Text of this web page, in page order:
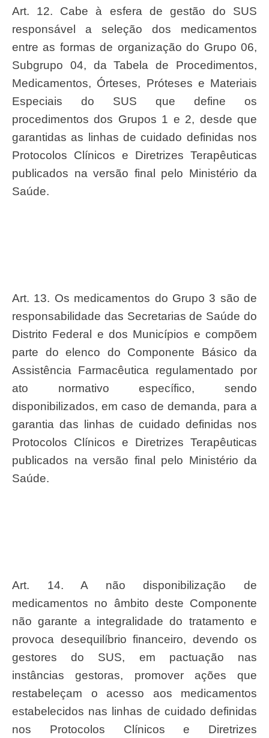
Art. 12. Cabe à esfera de gestão do SUS
responsável a seleção dos medicamentos
entre as formas de organização do Grupo 06,
Subgrupo 04, da Tabela de Procedimentos,
Medicamentos, Órteses, Próteses e Materiais
Especiais do SUS que define os
procedimentos dos Grupos 1 e 2, desde que
garantidas as linhas de cuidado definidas nos
Protocolos Clínicos e Diretrizes Terapêuticas
publicados na versão final pelo Ministério da
Saúde.
Art. 13. Os medicamentos do Grupo 3 são de
responsabilidade das Secretarias de Saúde do
Distrito Federal e dos Municípios e compõem
parte do elenco do Componente Básico da
Assistência Farmacêutica regulamentado por
ato normativo específico, sendo
disponibilizados, em caso de demanda, para a
garantia das linhas de cuidado definidas nos
Protocolos Clínicos e Diretrizes Terapêuticas
publicados na versão final pelo Ministério da
Saúde.
Art. 14. A não disponibilização de
medicamentos no âmbito deste Componente
não garante a integralidade do tratamento e
provoca desequilíbrio financeiro, devendo os
gestores do SUS, em pactuação nas
instâncias gestoras, promover ações que
restabeleçam o acesso aos medicamentos
estabelecidos nas linhas de cuidado definidas
nos Protocolos Clínicos e Diretrizes